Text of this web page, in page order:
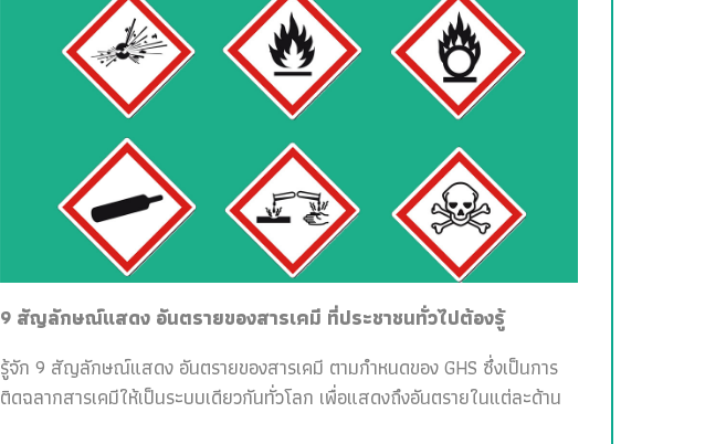
9 สัญลักษณ์แสดง อันตรายของสารเคมี ที่ประชาชนทั่วไปต้องรู้
รู้จัก 9 สัญลักษณ์แสดง อันตรายของสารเคมี ตามกำหนดของ GHS ซึ่งเป็นการ
ติดฉลากสารเคมีให้เป็นระบบเดียวกันทั่วโลก เพื่อแสดงถึงอันตรายในแต่ละด้าน